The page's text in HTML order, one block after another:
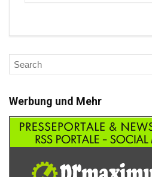
Werbung und Mehr